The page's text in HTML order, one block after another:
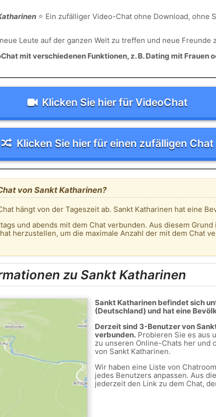
⭐ Ein zufälliger Video-Chat ohne Download, ohne
Leute auf der ganzen Welt zu treffen und neue Freunde
mit verschiedenen Funktionen, z. B. Dating mit Frauen
Klicken Sie hier für VideoChat
Klicken Sie hier für einen zufälligen Chat
von Sankt Katharinen?
hängt von der Tageszeit ab. Sankt Katharinen hat eine
und abends mit dem Chat verbunden. Aus diesem
herzustellen, um die maximale Anzahl der mit dem Chat
zu Sankt Katharinen
Sankt Katharinen befindet sich
(Deutschland) und hat eine
Derzeit sind 3-Benutzer von
verbunden.Probieren Sie es aus
zu unseren Online-Chats her und
von Sankt Katharinen.
Wir haben eine Liste von
jedes Benutzers anpassen. Aus
jederzeit den Link zu dem Chat,